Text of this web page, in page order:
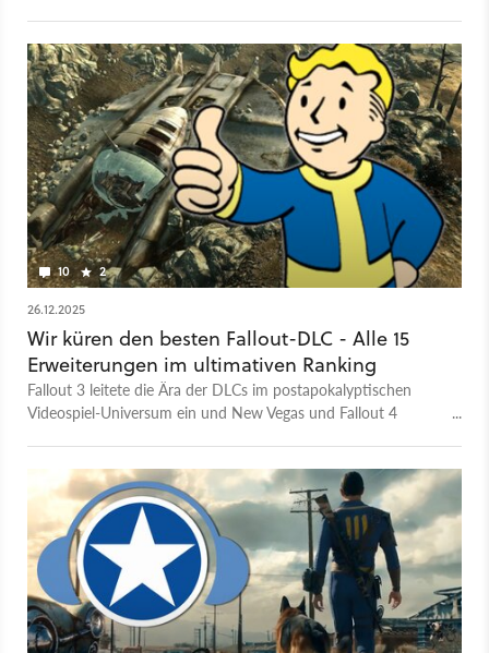
10 2
26.12.2025
Wir küren den besten Fallout-DLC - Alle 15
Erweiterungen im ultimativen Ranking
Fallout 3 leitete die Ära der DLCs im postapokalyptischen
Videospiel-Universum ein und New Vegas und Fallout 4